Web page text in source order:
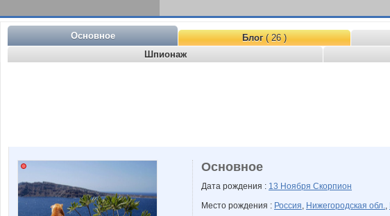
Основное Блог( 26 )
Шпионаж
Основное
Дата рождения : 13 Ноября Скорпион
Место рождения : Россия, Нижегородская обл.,